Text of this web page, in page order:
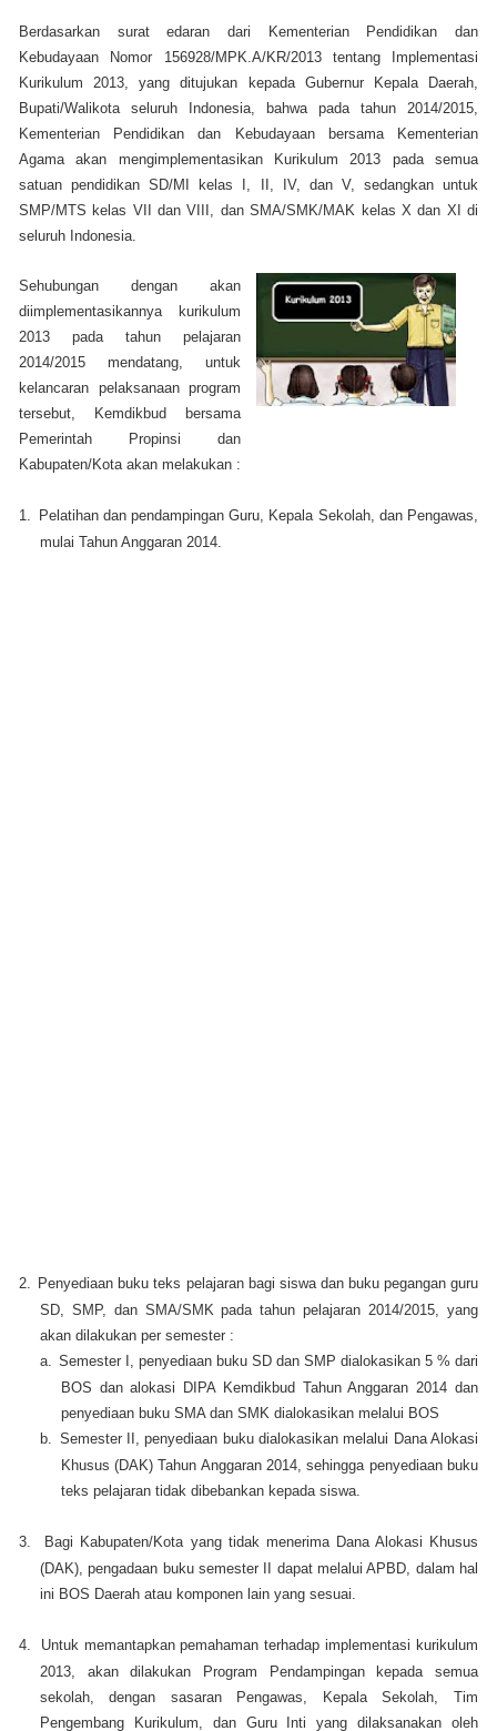
Berdasarkan surat edaran dari Kementerian Pendidikan dan
Kebudayaan Nomor 156928/MPK.A/KR/2013 tentang Implementasi
Kurikulum 2013, yang ditujukan kepada Gubernur Kepala Daerah,
Bupati/Walikota seluruh Indonesia, bahwa pada tahun 2014/2015,
Kementerian Pendidikan dan Kebudayaan bersama Kementerian
Agama akan mengimplementasikan Kurikulum 2013 pada semua
satuan pendidikan SD/MI kelas I, II, IV, dan V, sedangkan untuk
SMP/MTS kelas VII dan VIII, dan SMA/SMK/MAK kelas X dan XI di
seluruh Indonesia.
Sehubungan dengan akan
diimplementasikannya kurikulum
2013 pada tahun pelajaran
2014/2015 mendatang, untuk
kelancaran pelaksanaan program
tersebut, Kemdikbud bersama
Pemerintah Propinsi dan
Kabupaten/Kota akan melakukan :
1.
Pelatihan dan pendampingan Guru, Kepala Sekolah, dan Pengawas,
mulai Tahun Anggaran 2014.
2.
Penyediaan buku teks pelajaran bagi siswa dan buku pegangan guru
SD, SMP, dan SMA/SMK pada tahun pelajaran 2014/2015, yang
akan dilakukan per semester :
a.
Semester I, penyediaan buku SD dan SMP dialokasikan 5 % dari
BOS dan alokasi DIPA Kemdikbud Tahun Anggaran 2014 dan
penyediaan buku SMA dan SMK dialokasikan melalui BOS
b.
Semester II, penyediaan buku dialokasikan melalui Dana Alokasi
Khusus (DAK) Tahun Anggaran 2014, sehingga penyediaan buku
teks pelajaran tidak dibebankan kepada siswa.
3.
Bagi Kabupaten/Kota yang tidak menerima Dana Alokasi Khusus
(DAK), pengadaan buku semester II dapat melalui APBD, dalam hal
ini BOS Daerah atau komponen lain yang sesuai.
4.
Untuk memantapkan pemahaman terhadap implementasi kurikulum
2013, akan dilakukan Program Pendampingan kepada semua
sekolah, dengan sasaran Pengawas, Kepala Sekolah, Tim
Pengembang Kurikulum, dan Guru Inti yang dilaksanakan oleh